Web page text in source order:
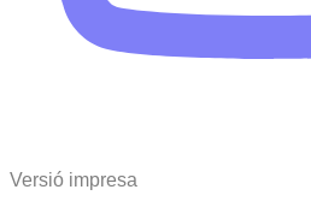
Versió impresa